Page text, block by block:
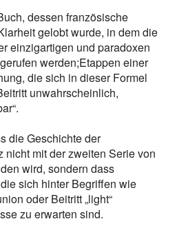
dessen französische
gelobt wurde, in dem die
einzigartigen und paradoxen
werden;Etappen einer
die sich in dieser Formel
unwahrscheinlich,
die Geschichte der
mit der zweiten Serie von
wird, sondern dass
sich hinter Begriffen wie
oder Beitritt „light“
zu erwarten sind.